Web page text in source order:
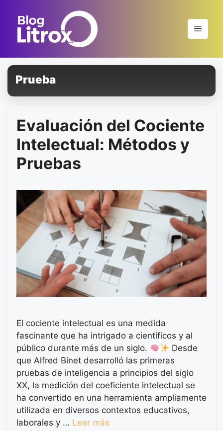
contenido
Menú
Prueba
Evaluación del Cociente
Intelectual: Métodos y
Pruebas
El cociente intelectual es una medida
fascinante que ha intrigado a científicos y al
público durante más de un siglo.
Desde
que Alfred Binet desarrolló las primeras
pruebas de inteligencia a principios del siglo
XX, la medición del coeficiente intelectual se
ha convertido en una herramienta ampliamente
utilizada en diversos contextos educativos,
laborales y … Leer más